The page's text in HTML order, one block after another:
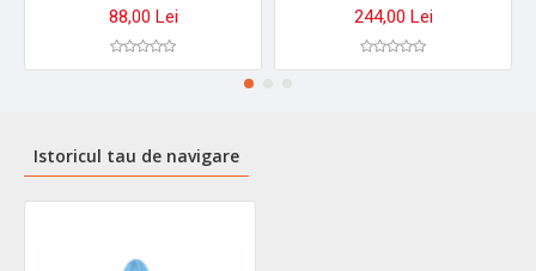
88,00 Lei 244,00 Lei
Istoricul tau de navigare